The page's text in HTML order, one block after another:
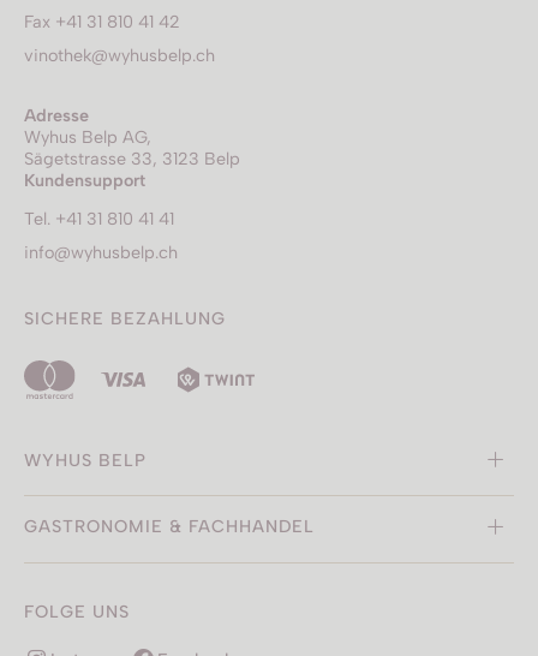
Fax +41 31 810 41 42
vinothek@wyhusbelp.ch
Adresse
Wyhus Belp AG,
Sägetstrasse 33, 3123 Belp
Kundensupport
Tel. +41 31 810 41 41
info@wyhusbelp.ch
SICHERE BEZAHLUNG
WYHUS BELP
GASTRONOMIE & FACHHANDEL
FOLGE UNS